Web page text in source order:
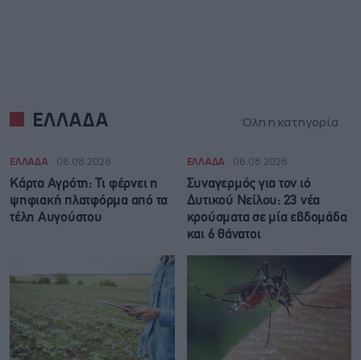
ΕΛΛΑΔΑ Όλη η κατηγορία
ΕΛΛΑΔΑ 06.08.2026
Κάρτα Αγρότη: Τι φέρνει η
ψηφιακή πλατφόρμα από τα
τέλη Αυγούστου
ΕΛΛΑΔΑ 06.08.2026
Συναγερμός για τον ιό
Δυτικού Νείλου: 23 νέα
κρούσματα σε μία εβδομάδα
και 6 θάνατοι